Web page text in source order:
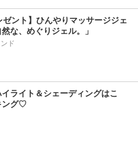
ゼント】ひんやりマッサージジェ
な、めぐりジェル。」
ド
ライト＆シェーディングはこ
ング♡